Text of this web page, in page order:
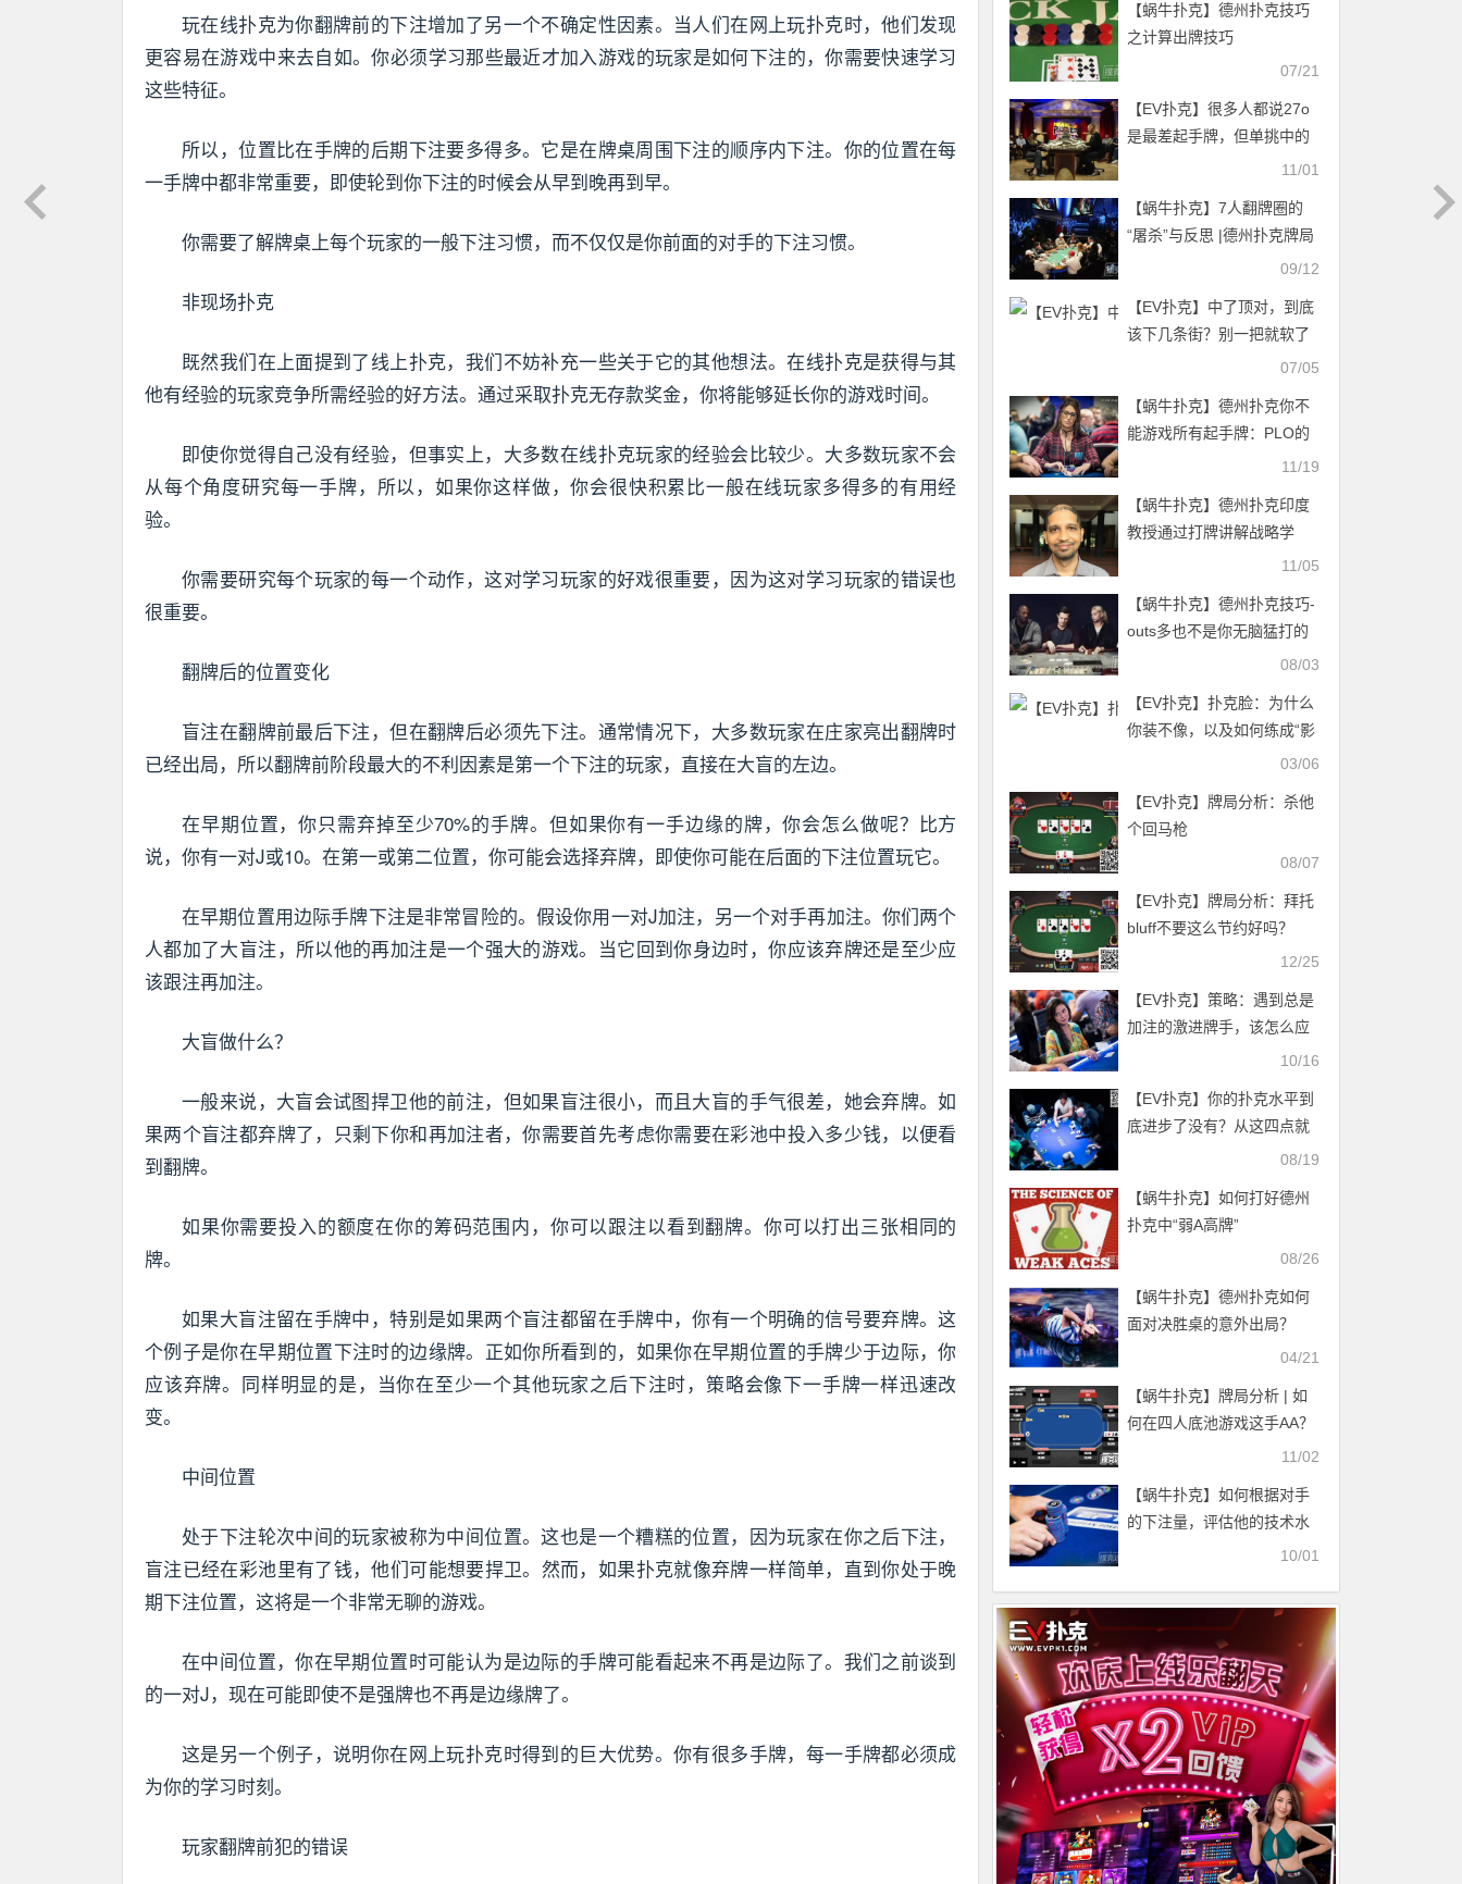
玩在线扑克为你翻牌前的下注增加了另一个不确定性因素。当人们在网上玩扑克时，他们发现
更容易在游戏中来去自如。你必须学习那些最近才加入游戏的玩家是如何下注的，你需要快速学习
这些特征。
所以，位置比在手牌的后期下注要多得多。它是在牌桌周围下注的顺序内下注。你的位置在每
一手牌中都非常重要，即使轮到你下注的时候会从早到晚再到早。
你需要了解牌桌上每个玩家的一般下注习惯，而不仅仅是你前面的对手的下注习惯。
非现场扑克
既然我们在上面提到了线上扑克，我们不妨补充一些关于它的其他想法。在线扑克是获得与其
他有经验的玩家竞争所需经验的好方法。通过采取扑克无存款奖金，你将能够延长你的游戏时间。
即使你觉得自己没有经验，但事实上，大多数在线扑克玩家的经验会比较少。大多数玩家不会
从每个角度研究每一手牌，所以，如果你这样做，你会很快积累比一般在线玩家多得多的有用经
验。
你需要研究每个玩家的每一个动作，这对学习玩家的好戏很重要，因为这对学习玩家的错误也
很重要。
翻牌后的位置变化
盲注在翻牌前最后下注，但在翻牌后必须先下注。通常情况下，大多数玩家在庄家亮出翻牌时
已经出局，所以翻牌前阶段最大的不利因素是第一个下注的玩家，直接在大盲的左边。
在早期位置，你只需弃掉至少70%的手牌。但如果你有一手边缘的牌，你会怎么做呢？比方
说，你有一对J或10。在第一或第二位置，你可能会选择弃牌，即使你可能在后面的下注位置玩它。
在早期位置用边际手牌下注是非常冒险的。假设你用一对J加注，另一个对手再加注。你们两个
人都加了大盲注，所以他的再加注是一个强大的游戏。当它回到你身边时，你应该弃牌还是至少应
该跟注再加注。
大盲做什么？
一般来说，大盲会试图捍卫他的前注，但如果盲注很小，而且大盲的手气很差，她会弃牌。如
果两个盲注都弃牌了，只剩下你和再加注者，你需要首先考虑你需要在彩池中投入多少钱，以便看
到翻牌。
如果你需要投入的额度在你的筹码范围内，你可以跟注以看到翻牌。你可以打出三张相同的
牌。
如果大盲注留在手牌中，特别是如果两个盲注都留在手牌中，你有一个明确的信号要弃牌。这
个例子是你在早期位置下注时的边缘牌。正如你所看到的，如果你在早期位置的手牌少于边际，你
应该弃牌。同样明显的是，当你在至少一个其他玩家之后下注时，策略会像下一手牌一样迅速改
变。
中间位置
处于下注轮次中间的玩家被称为中间位置。这也是一个糟糕的位置，因为玩家在你之后下注，
盲注已经在彩池里有了钱，他们可能想要捍卫。然而，如果扑克就像弃牌一样简单，直到你处于晚
期下注位置，这将是一个非常无聊的游戏。
在中间位置，你在早期位置时可能认为是边际的手牌可能看起来不再是边际了。我们之前谈到
的一对J，现在可能即使不是强牌也不再是边缘牌了。
这是另一个例子，说明你在网上玩扑克时得到的巨大优势。你有很多手牌，每一手牌都必须成
为你的学习时刻。
玩家翻牌前犯的错误
【蜗牛扑克】德州扑克技巧
之计算出牌技巧
07/21
【EV扑克】很多人都说27o
是最差起手牌，但单挑中的
11/01
【蜗牛扑克】7人翻牌圈的
“屠杀”与反思 |德州扑克牌局
09/12
【EV扑克】中了顶对，到底
该下几条街？别一把就软了
07/05
【蜗牛扑克】德州扑克你不
能游戏所有起手牌：PLO的
11/19
【蜗牛扑克】德州扑克印度
教授通过打牌讲解战略学
11/05
【蜗牛扑克】德州扑克技巧-
outs多也不是你无脑猛打的
08/03
【EV扑克】扑克脸：为什么
你装不像，以及如何练成“影
03/06
【EV扑克】牌局分析：杀他
个回马枪
08/07
【EV扑克】牌局分析：拜托
bluff不要这么节约好吗？
12/25
【EV扑克】策略：遇到总是
加注的激进牌手，该怎么应
10/16
【EV扑克】你的扑克水平到
底进步了没有？从这四点就
08/19
【蜗牛扑克】如何打好德州
扑克中“弱A高牌”
08/26
【蜗牛扑克】德州扑克如何
面对决胜桌的意外出局？
04/21
【蜗牛扑克】牌局分析 | 如
何在四人底池游戏这手AA？
11/02
【蜗牛扑克】如何根据对手
的下注量，评估他的技术水
10/01